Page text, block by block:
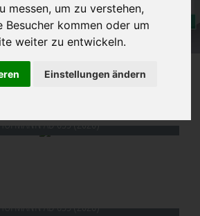
messen, um zu verstehen,
Besucher kommen oder um
weiter zu entwickeln.
Einstellungen ändern
AD 635 (2026)
AD 635 (2026)